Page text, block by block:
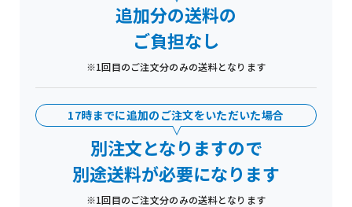
追加分の送料の
ご負担なし
※1回目のご注文分のみの送料となります
17時までに追加のご注文をいただいた場合
別注文となりますので
別途送料が必要になります
※1回目のご注文分のみの送料となります